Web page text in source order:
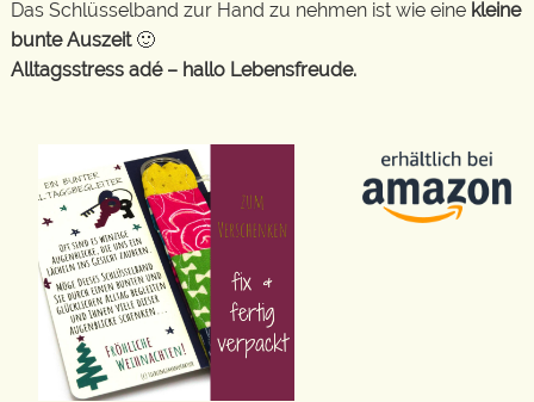
Das Schlüsselband zur Hand zu nehmen ist wie eine kleine
bunte Auszeit🙂
Alltagsstress adé – hallo Lebensfreude.